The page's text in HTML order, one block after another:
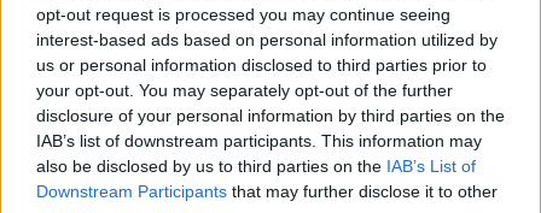
opt-out request is processed you may continue seeing
interest-based ads based on personal information utilized by
us or personal information disclosed to third parties prior to
your opt-out. You may separately opt-out of the further
disclosure of your personal information by third parties on the
IAB’s list of downstream participants. This information may
also be disclosed by us to third parties on the IAB’s List of
Downstream Participants that may further disclose it to other
Az iWiW ismét "százezres szájt" lett
hírbehozó•2011. február 10.
Lassan két hónap telt el azóta, hogy élesedett az
iWiW új dizájnja. Akkor azt írtam, hogyKözösségi
szájtok növekedése, sikeressége, szerethetősége